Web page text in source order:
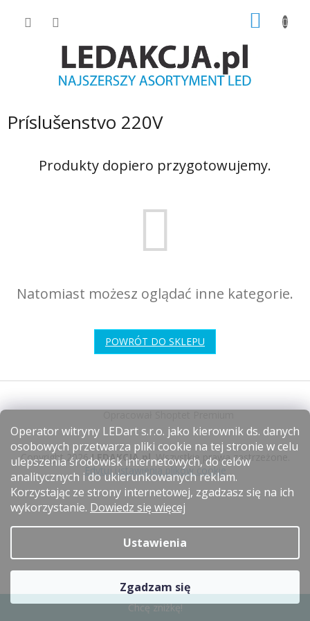
Operator witryny LEDart s.r.o. jako kierownik ds. danych
osobowych przetwarza pliki cookie na tej stronie w celu
ulepszenia środowisk internetowych, do celów
analitycznych i do ukierunkowanych reklam.
Korzystając ze strony internetowej, zgadzasz się na ich
wykorzystanie. Dowiedz się więcej
Ustawienia
Zgadzam się
Príslušenstvo 220V
Produkty dopiero przygotowujemy.
Natomiast możesz oglądać inne kategorie.
POWRÓT DO SKLEPU
S
o
Copyright 2026LEDAKCJA.pl. Wszystkie prawa zastrzeżone.
Edytuj ustawienia plików cookie
Chcę zniżkę!